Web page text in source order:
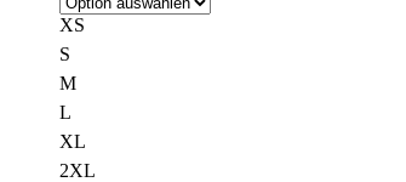
XS
S
M
L
XL
2XL